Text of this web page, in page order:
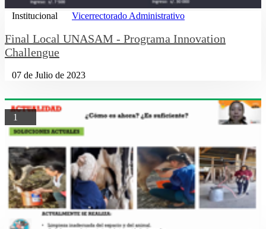
Institucional Vicerrectorado Administrativo
Final Local UNASAM - Programa Innovation
Challengue
07 de Julio de 2023
1